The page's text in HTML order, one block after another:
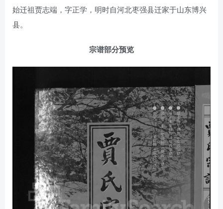
始迁祖贾志端，字正学，明时自河北枣强县迁家于山东博兴
县。
宗谱部分预览